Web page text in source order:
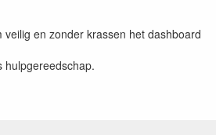
en zonder krassen het dashboard
hulpgereedschap.